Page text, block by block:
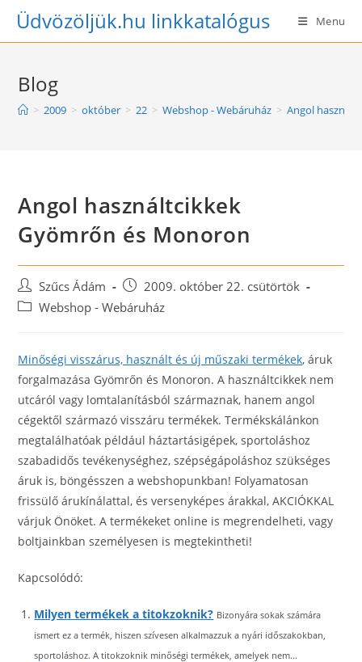
SkipÜdvözöljük.hu linkkatalógus Menu
Blog
> 2009 > október > 22 > Webshop - Webáruház > Angol
Angol használtcikkek
Gyömrőn és Monoron
Post
author:
Szűcs Ádám
Post
published:
2009. október 22. csütörtök
PostWebshop - Webáruház
Minőségi visszárus, használt és új műszaki termékek, áruk
forgalmazása Gyömrőn és Monoron. A használtcikkek nem
utcáról vagy lomtalanításból származnak, hanem angol
cégektől származó visszáru termékek. Termékskálánkon
megtalálhatóak például háztartásigépek, sportoláshoz
szabadidős tevékenységhez, szépségápoláshoz szükséges
áruk is, böngésszen a webshopunkban! Folyamatosan
frissülő árukínálattal, és versenyképes árakkal, AKCIÓKKAL
várjuk Önöket. A termékeket online is megrendelheti, vagy
boltjainkban személyesen is megtekintheti!
Kapcsolódó:
Milyen termékek a titokzoknik? Bizonyára sokak számára
ismert ez a termék, hiszen szívesen alkalmazzuk a nyári időszakokban,
sportoláshoz. A titokzoknik minőségi termékek, amelyek nem...